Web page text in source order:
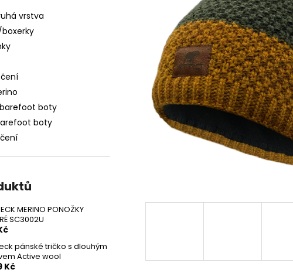
vrstva
boty
boty
MERINO PONOŽKY
SC3002U
pánské tričko s dlouhým
Active wool
Kč
PONOŽKY MODRÉ BRUBECK PÁNSKÉ TRIČKO S DLOUHÝM
RUKÁVEM ACTIVE WOOL
1 649 Kč